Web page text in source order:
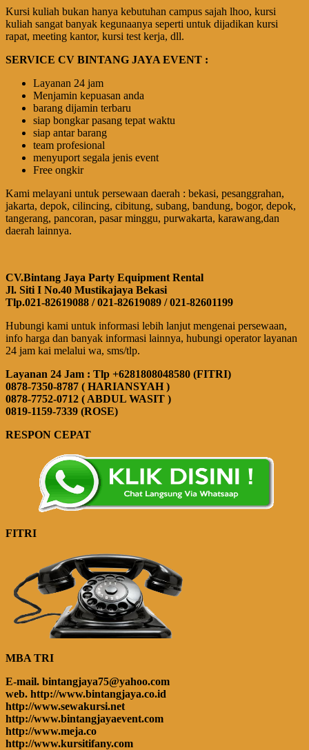
Kursi kuliah bukan hanya kebutuhan campus sajah lhoo, kursi
kuliah sangat banyak kegunaanya seperti untuk dijadikan kursi
rapat, meeting kantor, kursi test kerja, dll.
SERVICE CV BINTANG JAYA EVENT :
Layanan 24 jam
Menjamin kepuasan anda
barang dijamin terbaru
siap bongkar pasang tepat waktu
siap antar barang
team profesional
menyuport segala jenis event
Free ongkir
Kami melayani untuk persewaan daerah : bekasi, pesanggrahan,
jakarta, depok, cilincing, cibitung, subang, bandung, bogor, depok,
tangerang, pancoran, pasar minggu, purwakarta, karawang,dan
daerah lainnya.
CV.Bintang Jaya Party Equipment Rental
Jl. Siti I No.40 Mustikajaya Bekasi
Tlp.021-82619088 / 021-82619089 / 021-82601199
Hubungi kami untuk informasi lebih lanjut mengenai persewaan,
info harga dan banyak informasi lainnya, hubungi operator layanan
24 jam kai melalui wa, sms/tlp.
Layanan 24 Jam : Tlp +6281808048580 (FITRI)
0878-7350-8787 ( HARIANSYAH )
0878-7752-0712 ( ABDUL WASIT )
0819-1159-7339 (ROSE)
RESPON CEPAT
FITRI
MBA TRI
E-mail. bintangjaya75@yahoo.com
web. http://www.bintangjaya.co.id
http://www.sewakursi.net
http://www.bintangjayaevent.com
http://www.meja.co
http://www.kursitifany.com